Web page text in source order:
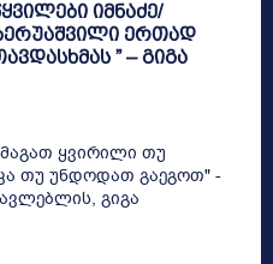
იმნაძე/
ერთად
” – გიგა
ყვირილი თუ
თუ უნდოდათ გაეგოთ" -
გიგა